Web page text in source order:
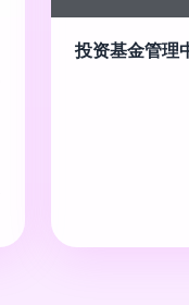
投资基金管理